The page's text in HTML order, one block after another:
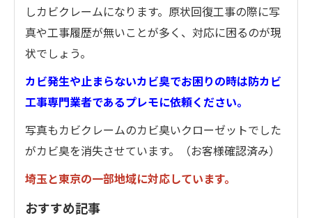
しカビクレームになります。原状回復工事の際に写
真や工事履歴が無いことが多く、対応に困るのが現
状でしょう。
カビ発生や止まらないカビ臭でお困りの時は防カビ
工事専門業者であるプレモに依頼ください。
写真もカビクレームのカビ臭いクローゼットでした
がカビ臭を消失させています。（お客様確認済み）
埼玉と東京の一部地域に対応しています。
おすすめ記事